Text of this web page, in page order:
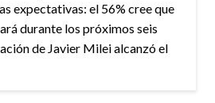
expectativas: el 56% cree que
durante los próximos seis
de Javier Milei alcanzó el